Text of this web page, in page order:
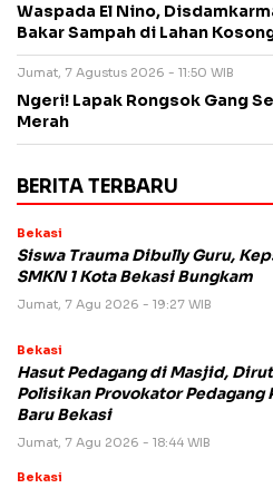
Waspada El Nino,
Bakar Sampah di Lahan
Jumat, 7 Agustus 2026 - 11:50 WIB
Ngeri! Lapak Rongsok Gang
Merah
BERITA TERBARU
Bekasi
Siswa Trauma Dibully Guru,
SMKN 1 Kota Bekasi Bungkam
Jumat, 7 Agu 2026 - 19:27 WIB
Bekasi
Hasut Pedagang di Masjid, Dirut
Polisikan Provokator Pedagang
Baru Bekasi
Jumat, 7 Agu 2026 - 18:44 WIB
Bekasi